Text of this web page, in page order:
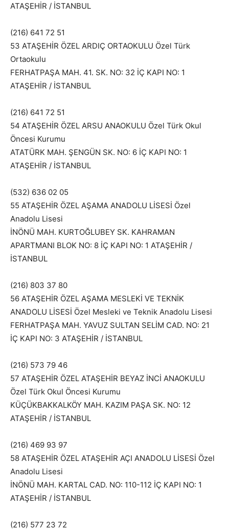
ATAŞEHİR / İSTANBUL
(216) 641 72 51
53 ATAŞEHİR ÖZEL ARDIÇ ORTAOKULU Özel Türk
Ortaokulu
FERHATPAŞA MAH. 41. SK. NO: 32 İÇ KAPI NO: 1
ATAŞEHİR / İSTANBUL
(216) 641 72 51
54 ATAŞEHİR ÖZEL ARSU ANAOKULU Özel Türk Okul
Öncesi Kurumu
ATATÜRK MAH. ŞENGÜN SK. NO: 6 İÇ KAPI NO: 1
ATAŞEHİR / İSTANBUL
(532) 636 02 05
55 ATAŞEHİR ÖZEL AŞAMA ANADOLU LİSESİ Özel
Anadolu Lisesi
İNÖNÜ MAH. KURTOĞLUBEY SK. KAHRAMAN
APARTMANI BLOK NO: 8 İÇ KAPI NO: 1 ATAŞEHİR /
İSTANBUL
(216) 803 37 80
56 ATAŞEHİR ÖZEL AŞAMA MESLEKİ VE TEKNİK
ANADOLU LİSESİ Özel Mesleki ve Teknik Anadolu Lisesi
FERHATPAŞA MAH. YAVUZ SULTAN SELİM CAD. NO: 21
İÇ KAPI NO: 3 ATAŞEHİR / İSTANBUL
(216) 573 79 46
57 ATAŞEHİR ÖZEL ATAŞEHİR BEYAZ İNCİ ANAOKULU
Özel Türk Okul Öncesi Kurumu
KÜÇÜKBAKKALKÖY MAH. KAZIM PAŞA SK. NO: 12
ATAŞEHİR / İSTANBUL
(216) 469 93 97
58 ATAŞEHİR ÖZEL ATAŞEHİR AÇI ANADOLU LİSESİ Özel
Anadolu Lisesi
İNÖNÜ MAH. KARTAL CAD. NO: 110-112 İÇ KAPI NO: 1
ATAŞEHİR / İSTANBUL
(216) 577 23 72